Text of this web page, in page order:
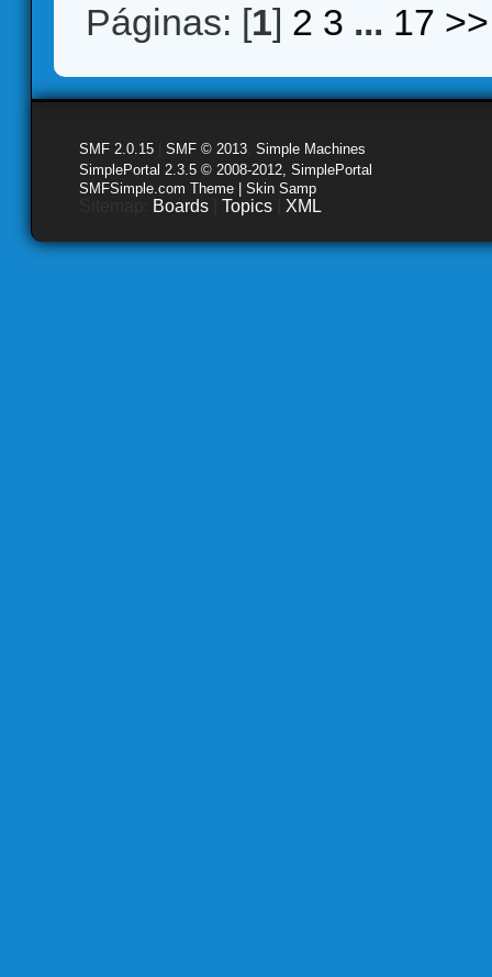
Páginas: [1] 2 3 ... 17 >>
SMF 2.0.15 SMF © 2013 Simple Machines
SimplePortal 2.3.5 © 2008-2012, SimplePortal
SMFSimple.com Theme | Skin Samp
Boards Topics XML